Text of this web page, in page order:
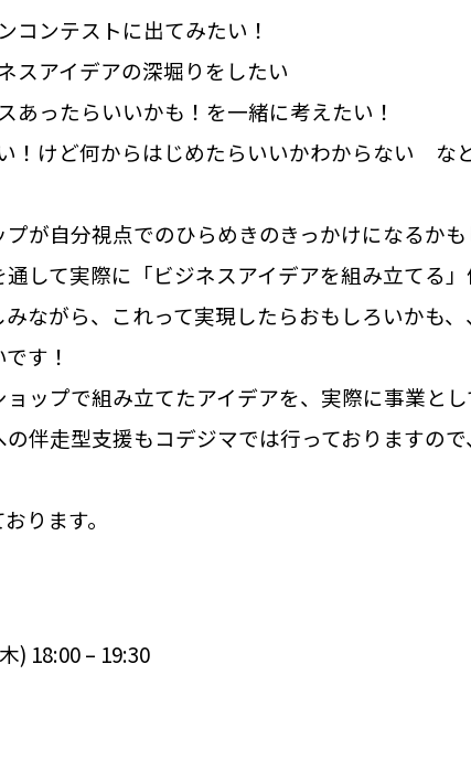
コンテストに出てみたい！
スアイデアの深堀りをしたい
あったらいいかも！を一緒に考えたい！
！けど何からはじめたらいいかわからない な
プが自分視点でのひらめきのきっかけになるか
して実際に「ビジネスアイデアを組み立てる
ながら、これって実現したらおもしろいかも
す！
ョップで組み立てたアイデアを、実際に事業と
伴走型支援もコデジマでは行っておりますの
ります。
) 18:00 – 19:30